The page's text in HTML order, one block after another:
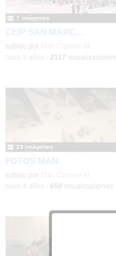
CEIP SAN MARCOS CON ALADINA #PAÑUELOCHALENGE
subido por
7 imágenes
hace 3 años - 2117 visualizaciones
FOTOS MAN
subido por
23 imágenes
hace 4 años - 650 visualizaciones